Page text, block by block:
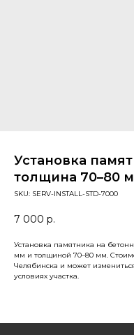
Установка
толщина 70–80
SKU: SERV-INSTALL-STD-7000
7 000 р.
Установка памятника на
мм и толщиной 70–80 мм.
Челябинска и может
условиях участка.